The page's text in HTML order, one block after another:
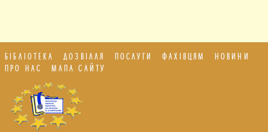
БІБЛІОТЕКА ДОЗВІЛЛЯ ПОСЛУГИ ФАХІВЦЯМ
НОВИНИ
ПРО НАС
МАПА САЙТУ